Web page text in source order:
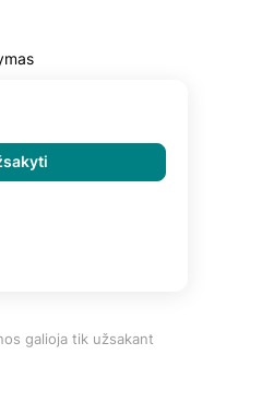
galioja tik užsakant